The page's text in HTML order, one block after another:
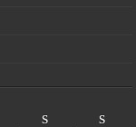
S
S